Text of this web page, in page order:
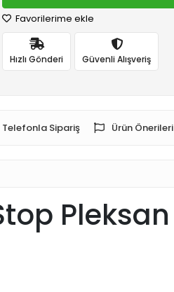
Favorilerime ekle
Hızlı Gönderi Güvenli Alışveriş
Telefonla Sipariş Ürün Önerileri
Pleksan